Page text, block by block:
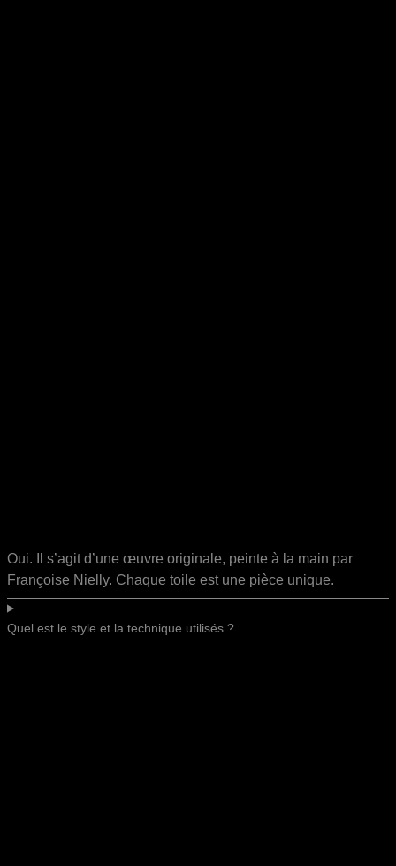
Oui. Il s’agit d’une œuvre originale, peinte à la main par
Françoise Nielly. Chaque toile est une pièce unique.
Quel est le style et la technique utilisés ?